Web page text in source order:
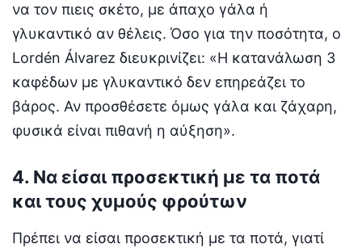
να τον πιεις σκέτο, με άπαχο γάλα ή
γλυκαντικό αν θέλεις. Όσο για την ποσότητα, ο
Lordén Álvarez διευκρινίζει: «Η κατανάλωση 3
καφέδων με γλυκαντικό δεν επηρεάζει το
βάρος. Αν προσθέσετε όμως γάλα και ζάχαρη,
φυσικά είναι πιθανή η αύξηση».
4. Να είσαι προσεκτική με τα ποτά
και τους χυμούς φρούτων
Πρέπει να είσαι προσεκτική με τα ποτά, γιατί